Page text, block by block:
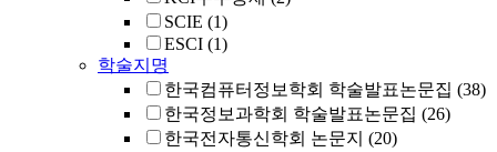
SCIE (1)
ESCI (1)
학술지명
한국컴퓨터정보학회 학술발표논문집 (38)
한국정보과학회 학술발표논문집 (26)
한국전자통신학회 논문지 (20)